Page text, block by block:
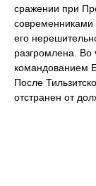
сражении при
современниками
его
разгромлена.
командованием
После
отстранен от